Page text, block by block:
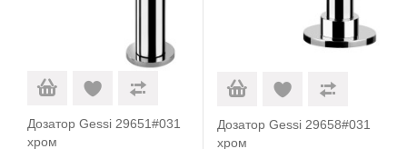
Дозатор Gessi 29651#031
хром
Дозатор Gessi 29658#031
хром